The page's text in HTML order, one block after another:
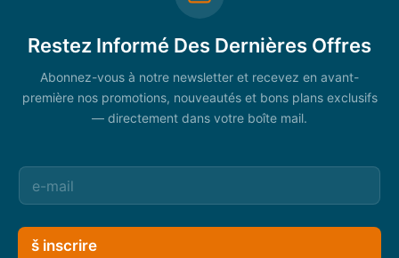
Restez Informé Des Dernières Offres
Abonnez-vous à notre newsletter et recevez en avant-
première nos promotions, nouveautés et bons plans exclusifs
— directement dans votre boîte mail.
š inscrire